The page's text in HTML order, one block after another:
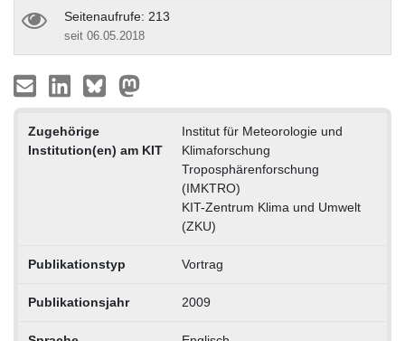
Seitenaufrufe: 213
seit 06.05.2018
Zugehörige
Institution(en) am KIT
Institut für Meteorologie und
Klimaforschung
Troposphärenforschung
(IMKTRO)
KIT-Zentrum Klima und Umwelt
(ZKU)
Publikationstyp Vortrag
Publikationsjahr 2009